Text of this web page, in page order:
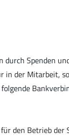
Spenden
in der Mitarbeit,
den Betrieb